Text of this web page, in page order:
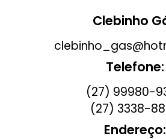
Clebinho
Telefone:
(27) 99980-
(27) 3338-
Endereço: